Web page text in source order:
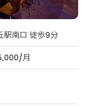
駅南口 徒歩9分
月